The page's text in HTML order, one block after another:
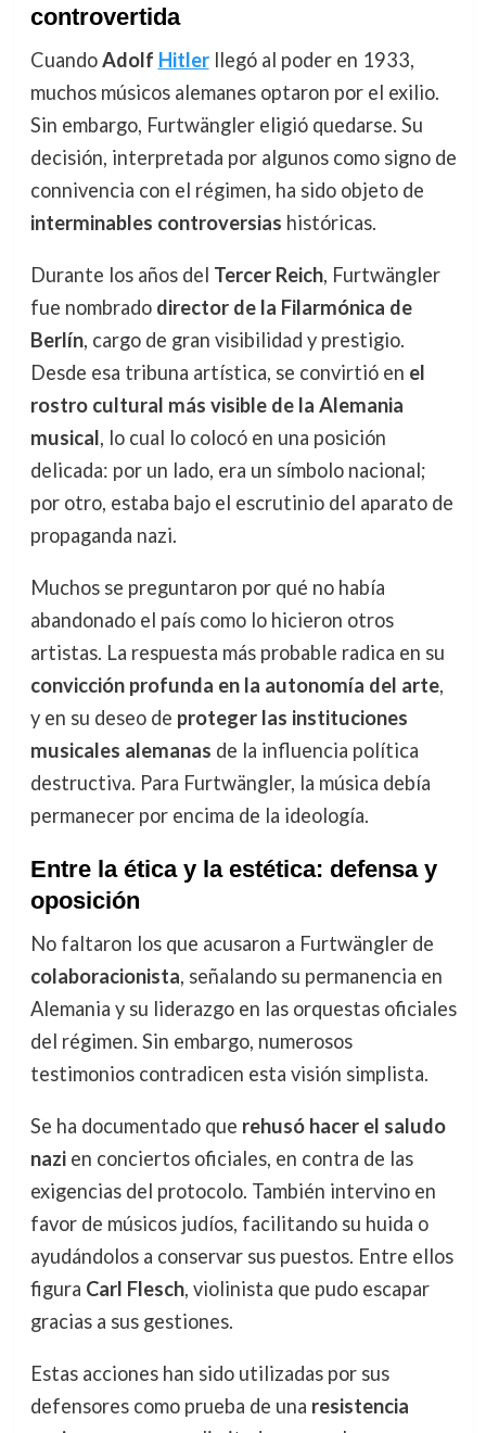
controvertida
CuandoAdolf Hitlerllegó al poder en 1933,
muchos músicos alemanes optaron por el exilio.
Sin embargo, Furtwängler eligió quedarse. Su
decisión, interpretada por algunos como signo de
connivencia con el régimen, ha sido objeto de
interminables controversias históricas.
Durante los años del Tercer Reich, Furtwängler
fue nombrado director de la Filarmónica de
Berlín, cargo de gran visibilidad y prestigio.
Desde esa tribuna artística, se convirtió en el
rostro cultural más visible de la Alemania
musical, lo cual lo colocó en una posición
delicada: por un lado, era un símbolo nacional;
por otro, estaba bajo el escrutinio del aparato de
propaganda nazi.
Muchos se preguntaron por qué no había
abandonado el país como lo hicieron otros
artistas. La respuesta más probable radica en su
convicción profunda en la autonomía del arte,
y en su deseo de proteger las instituciones
musicales alemanas de la influencia política
destructiva. Para Furtwängler, la música debía
permanecer por encima de la ideología.
Entre la ética y la estética: defensa y
oposición
No faltaron los que acusaron a Furtwängler de
colaboracionista, señalando su permanencia en
Alemania y su liderazgo en las orquestas oficiales
del régimen. Sin embargo, numerosos
testimonios contradicen esta visión simplista.
Se ha documentado que rehusó hacer el saludo
nazien conciertos oficiales, en contra de las
exigencias del protocolo. También intervino en
favor de músicos judíos, facilitando su huida o
ayudándolos a conservar sus puestos. Entre ellos
figura Carl Flesch, violinista que pudo escapar
gracias a sus gestiones.
Estas acciones han sido utilizadas por sus
defensores como prueba de una resistencia